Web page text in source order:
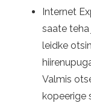
Internet
saate teha
leidke
Valmis
kopeerige